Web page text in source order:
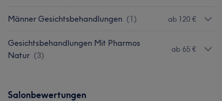
Männer Gesichtsbehandlungen (1) ab 120 €
Gesichtsbehandlungen Mit Pharmos
Natur (3)
ab 65 €
Salonbewertungen